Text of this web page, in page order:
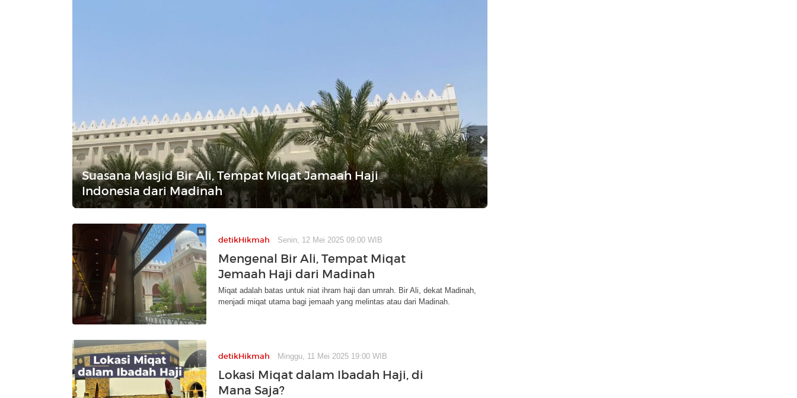
Suasana Masjid Bir Ali, Tempat Miqat Jamaah Haji
Indonesia dari Madinah
detikHikmah Senin, 12 Mei 2025 09:00 WIB
Mengenal Bir Ali, Tempat Miqat
Jemaah Haji dari Madinah
Miqat adalah batas untuk niat ihram haji dan umrah. Bir Ali, dekat Madinah,
menjadi miqat utama bagi jemaah yang melintas atau dari Madinah.
detikHikmah Minggu, 11 Mei 2025 19:00 WIB
Lokasi Miqat dalam Ibadah Haji, di
Mana Saja?